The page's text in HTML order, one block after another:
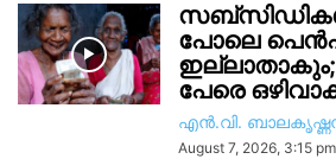
പോലെ
ഇല്ലാതാകും;
പേരെ
എൻ.വി.
August 7, 2026, 3:15 pm